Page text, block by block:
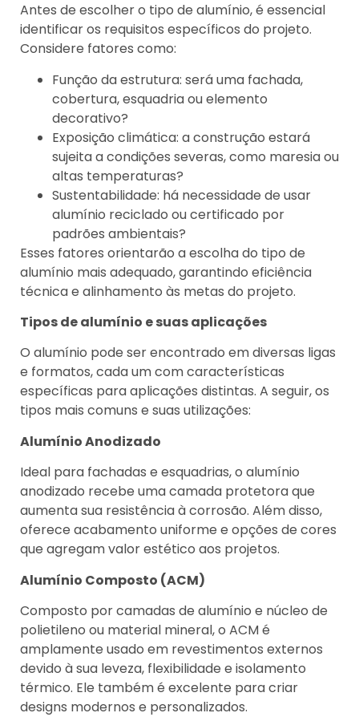
Antes de escolher o tipo de alumínio, é essencial
identificar os requisitos específicos do projeto.
Considere fatores como:
Função da estrutura: será uma fachada,
cobertura, esquadria ou elemento
decorativo?
Exposição climática: a construção estará
sujeita a condições severas, como maresia ou
altas temperaturas?
Sustentabilidade: há necessidade de usar
alumínio reciclado ou certificado por
padrões ambientais?
Esses fatores orientarão a escolha do tipo de
alumínio mais adequado, garantindo eficiência
técnica e alinhamento às metas do projeto.
Tipos de alumínio e suas aplicações
O alumínio pode ser encontrado em diversas ligas
e formatos, cada um com características
específicas para aplicações distintas. A seguir, os
tipos mais comuns e suas utilizações:
Alumínio Anodizado
Ideal para fachadas e esquadrias, o alumínio
anodizado recebe uma camada protetora que
aumenta sua resistência à corrosão. Além disso,
oferece acabamento uniforme e opções de cores
que agregam valor estético aos projetos.
Alumínio Composto (ACM)
Composto por camadas de alumínio e núcleo de
polietileno ou material mineral, o ACM é
amplamente usado em revestimentos externos
devido à sua leveza, flexibilidade e isolamento
térmico. Ele também é excelente para criar
designs modernos e personalizados.